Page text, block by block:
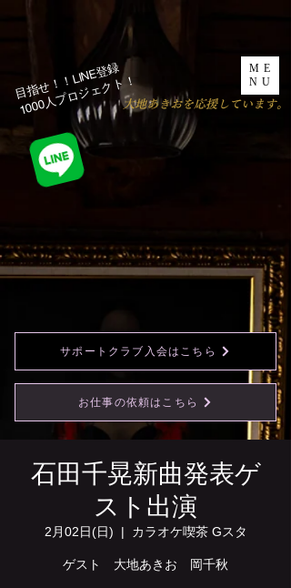
ME
NU
​大地あきおを応援しています。
目指せ！！LINE登録
1000人プロジェクト！​
お仕事の依頼はこちら
サポートクラブ入会はこちら
石田千晃新曲発表ゲ
スト出演
2月02日(日)
  |
カラオケ喫茶 Gスタ
ゲスト 大地あきお 岡千秋